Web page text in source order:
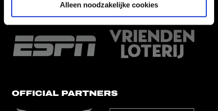
Alleen noodzakelijke cookies
EREDIVISIEPARTNERS
OFFICIAL PARTNERS